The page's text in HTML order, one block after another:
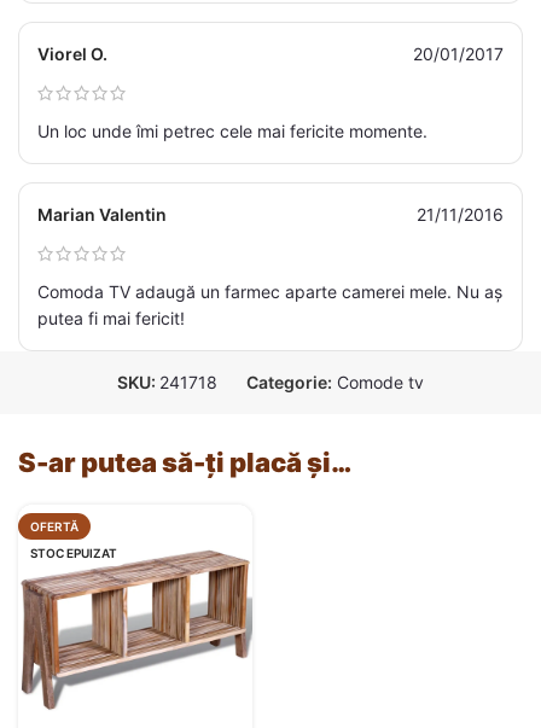
Viorel O. 20/01/2017
Un loc unde îmi petrec cele mai fericite momente.
Marian Valentin 21/11/2016
Comoda TV adaugă un farmec aparte camerei mele. Nu aș
putea fi mai fericit!
SKU: 241718 Categorie: Comode tv
S-ar putea să-ți placă și…
OFERTĂ
STOC EPUIZAT